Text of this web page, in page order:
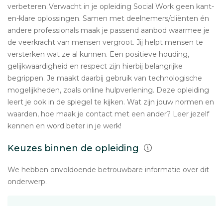
verbeteren. Verwacht in je opleiding Social Work geen kant-
en-klare oplossingen. Samen met deelnemers/cliënten én
andere professionals maak je passend aanbod waarmee je
de veerkracht van mensen vergroot. Jij helpt mensen te
versterken wat ze al kunnen. Een positieve houding,
gelijkwaardigheid en respect zijn hierbij belangrijke
begrippen. Je maakt daarbij gebruik van technologische
mogelijkheden, zoals online hulpverlening. Deze opleiding
leert je ook in de spiegel te kijken. Wat zijn jouw normen en
waarden, hoe maak je contact met een ander? Leer jezelf
kennen en word beter in je werk!
Keuzes binnen de opleiding
We hebben onvoldoende betrouwbare informatie over dit
onderwerp.